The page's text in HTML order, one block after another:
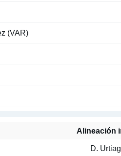
(VAR)
Alineación
D.